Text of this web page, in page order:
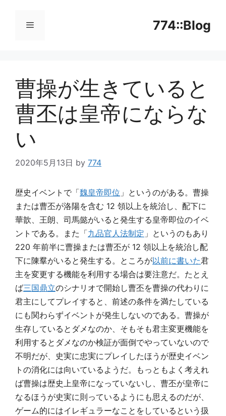
774::Blog
ニ
ュ
ー
曹操が生きていると
曹丕は皇帝にならな
い
2020年5月13日 by 774
歴史イベントで「魏皇帝即位 」というのがある。曹操
または曹丕が洛陽を含む 12 領以上を統治し、配下に
華歆、王朗、司馬懿がいると発生する皇帝即位のイベ
ントである。また「九品官人法制定 」というのもあり
220 年前半に曹操または曹丕が 12 領以上を統治し配
下に陳羣がいると発生する。ところが以前に書いた君
主を変更する機能を利用する場合は要注意だ。たとえ
ば三国鼎立のシナリオで開始し曹丕を曹操の代わりに
君主にしてプレイすると、前述の条件を満たしている
にも関わらずイベントが発生しないのである。曹操が
生存しているとダメなのか、そもそも君主変更機能を
利用するとダメなのか検証が面倒でやっていないので
不明だが、史実に忠実にプレイしたほうが歴史イベン
トの消化には向いているようだ。もっともよく考えれ
ば曹操は歴史上皇帝になっていないし、曹丕が皇帝に
なるほうが史実に則っているようにも思えるのだが、
ゲーム的にはイレギュラーなことをしているという扱